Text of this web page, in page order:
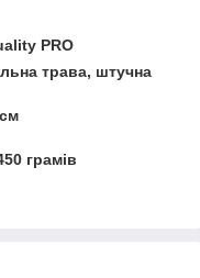
PRO
трава, штучна
грамів